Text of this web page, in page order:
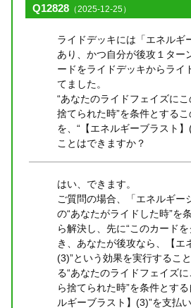
Q12828 （2025-12-25）
ライドデッキには「エネルギ
あり、かつ自分が後攻１ター
ードをライドデッキからライ
てました。
“あなたのライドフェイズに
捨てられた時”を条件とする
を、“【エネルギーブラスト
ことはできますか？
はい、できます。
ご質問の場合、「エネルギー
の“あなたがライドした時”を
ら解決し、先に“このカード
き、あなたが後攻なら、【エ
(3)”という効果を実行するこ
る“あなたのライドフェイズ
ら捨てられた時”を条件とす
ルギーブラスト】(3)”を支払